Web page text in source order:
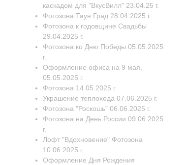
каскадом для "ВкусВилл" 23.04.25 г.
Фотозона Таун Град 28.04.2025 г.
Фотозона к годовщине Свадьбы
29.04.2025 г.
Фотозона ко Дню Победы 05.05.2025
г.
Оформление офиса на 9 мая,
05.05.2025 г.
Фотозона 14.05.2025 г.
Украшение теплохода 07.06.2025 г.
Фотозона "Роскошь" 06.06.2025 г.
Фотозона на День России 09.06.2025
г.
Лофт "Вдохновение" Фотозона
10.06.2025 г.
Оформление Дня Рождения